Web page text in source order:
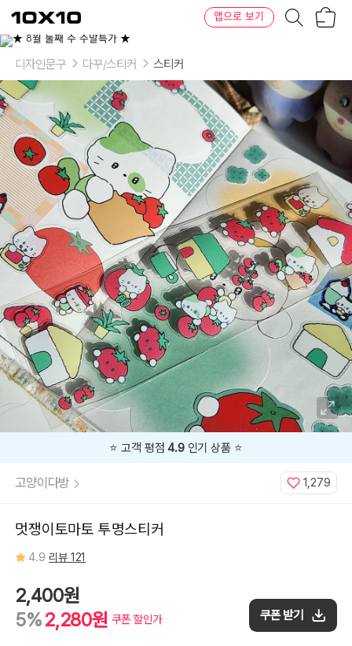
텐
바
텐
앱으로 보기
디자인문구 다꾸/스티커 스티커
⭐️ 고객 평점4.9인기 상품 ⭐️
고양이다방 1,279
멋쟁이토마토 투명스티커
4.9 리뷰 121
2,400원
5%2,280원 쿠폰 할인가 쿠폰 받기